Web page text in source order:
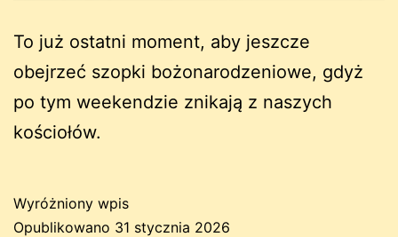
To już ostatni moment, aby jeszcze
obejrzeć szopki bożonarodzeniowe, gdyż
po tym weekendzie znikają z naszych
kościołów.
Wyróżniony wpis
Opublikowano 31 stycznia 2026